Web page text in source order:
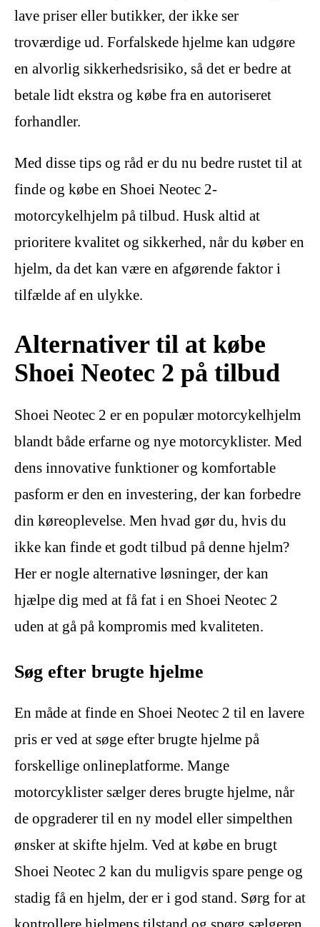
lave priser eller butikker, der ikke ser
troværdige ud. Forfalskede hjelme kan udgøre
en alvorlig sikkerhedsrisiko, så det er bedre at
betale lidt ekstra og købe fra en autoriseret
forhandler.
Med disse tips og råd er du nu bedre rustet til at
finde og købe en Shoei Neotec 2-
motorcykelhjelm på tilbud. Husk altid at
prioritere kvalitet og sikkerhed, når du køber en
hjelm, da det kan være en afgørende faktor i
tilfælde af en ulykke.
Alternativer til at købe
Shoei Neotec 2 på tilbud
Shoei Neotec 2 er en populær motorcykelhjelm
blandt både erfarne og nye motorcyklister. Med
dens innovative funktioner og komfortable
pasform er den en investering, der kan forbedre
din køreoplevelse. Men hvad gør du, hvis du
ikke kan finde et godt tilbud på denne hjelm?
Her er nogle alternative løsninger, der kan
hjælpe dig med at få fat i en Shoei Neotec 2
uden at gå på kompromis med kvaliteten.
Søg efter brugte hjelme
En måde at finde en Shoei Neotec 2 til en lavere
pris er ved at søge efter brugte hjelme på
forskellige onlineplatforme. Mange
motorcyklister sælger deres brugte hjelme, når
de opgraderer til en ny model eller simpelthen
ønsker at skifte hjelm. Ved at købe en brugt
Shoei Neotec 2 kan du muligvis spare penge og
stadig få en hjelm, der er i god stand. Sørg for at